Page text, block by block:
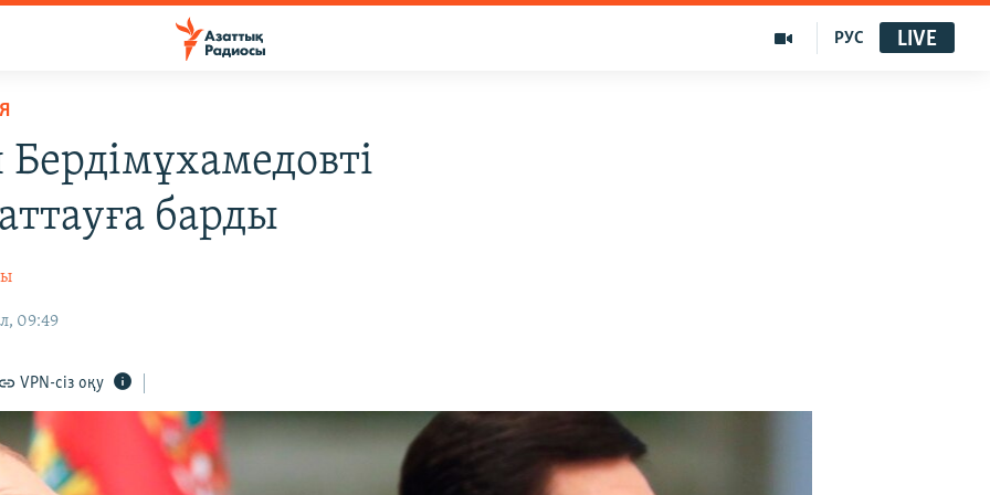
РУС LIVE
барды
09:49
VPN-сіз оқу